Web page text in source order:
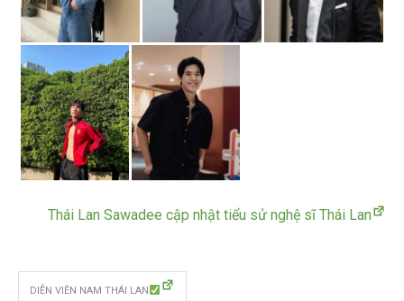
Thái Lan Sawadee cập nhật tiểu sử nghệ sĩ Thái Lan
DIỄN VIÊN NAM THÁI LAN